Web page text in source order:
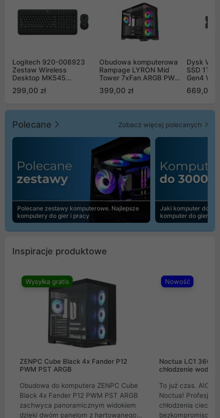
Logitech 920-008923
Zestaw Wireless
Desktop MK545
299,00 zł
Obudowa komputerowa
Rampage LYRON Mid
Tower 7xFan ARGB PWM
399,00 zł
Dysk WD
SSD 1TB
Gen4
669,00
Polecane Zobacz więcej polecanych
Polecane zestawy komputerowe. Najlepsze
komputery do gier i pracy
Jaki komputer do
komputer do gier |
Inspiracje produktowe
Wysyłka gratis
ZENPC Cube Black 4x Fander P12
PWM PST ARGB
Obudowa do komputera ZENPC Cube
Black 4x Fander P12 PWM PST ARGB
zachwyca panoramicznym widokiem
dzięki dwóm panelom z hartowanego
Nowość
Noctua LC1
chłodzenie wodne
To już czas. AIO
Noctua!
chłodzenia cieczą